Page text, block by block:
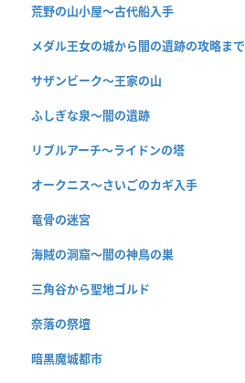
荒野の山小屋〜古代船入手
メダル王女の城から闇の遺跡の攻略まで
サザンビーク〜王家の山
ふしぎな泉〜闇の遺跡
リブルアーチ〜ライドンの塔
オークニス〜さいごのカギ入手
竜骨の迷宮
海賊の洞窟〜闇の神鳥の巣
三角谷から聖地ゴルド
奈落の祭壇
暗黒魔城都市